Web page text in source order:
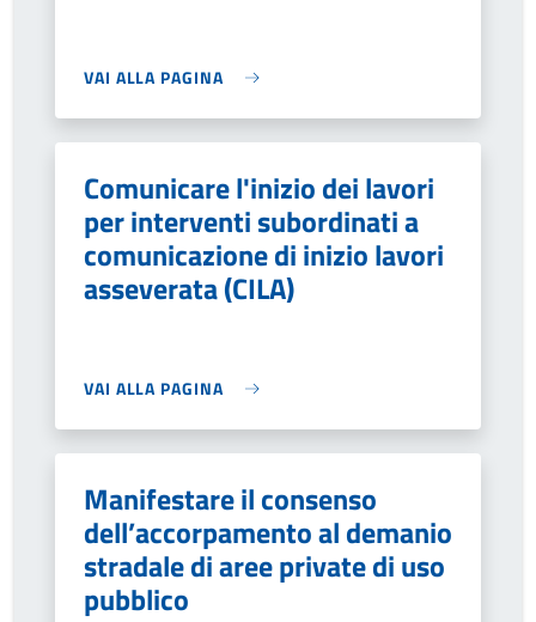
VAI ALLA PAGINA
Comunicare l'inizio dei lavori
per interventi subordinati a
comunicazione di inizio lavori
asseverata (CILA)
VAI ALLA PAGINA
Manifestare il consenso
dell’accorpamento al demanio
stradale di aree private di uso
pubblico